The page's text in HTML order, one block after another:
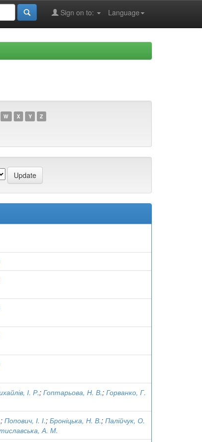
Language
Sign on to:
W X Y Z
І. Р.; Гоптарьова, Н. В.; Горванко, Г.
; Попович, І. І.; Броніцька, Н. В.; Палійчук, О.
А. М.